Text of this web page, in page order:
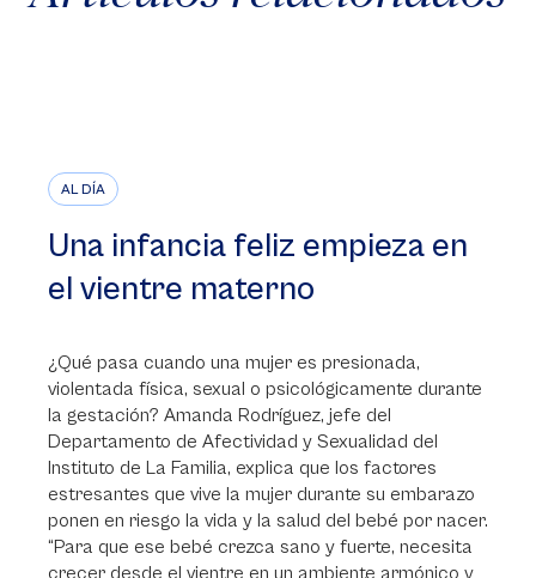
AL DÍA
Una infancia feliz empieza en
el vientre materno
¿Qué pasa cuando una mujer es presionada,
violentada física, sexual o psicológicamente durante
la gestación? Amanda Rodríguez, jefe del
Departamento de Afectividad y Sexualidad del
Instituto de La Familia, explica que los factores
estresantes que vive la mujer durante su embarazo
ponen en riesgo la vida y la salud del bebé por nacer.
“Para que ese bebé crezca sano y fuerte, necesita
crecer desde el vientre en un ambiente armónico y